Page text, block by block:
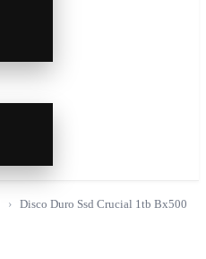
Disco Duro Ssd Crucial 1tb Bx500